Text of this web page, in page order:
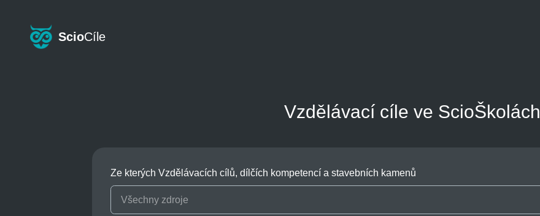
ScioCíle
Vzdělávací cíle ve ScioŠkolách
Ze kterých Vzdělávacích cílů, dílčích kompetencí a stavebních kamenů
Všechny zdroje